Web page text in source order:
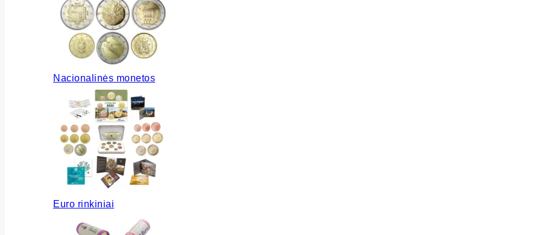
Nacionalinės monetos
Euro rinkiniai